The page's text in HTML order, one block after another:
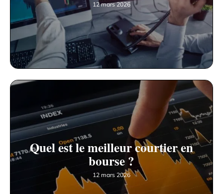
12 mars 2026
Quel est le meilleur courtier en
bourse ?
12 mars 2026